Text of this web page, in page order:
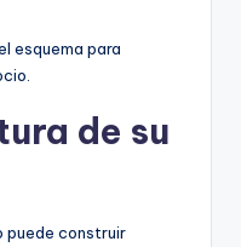
esquema para
de su
puede construir